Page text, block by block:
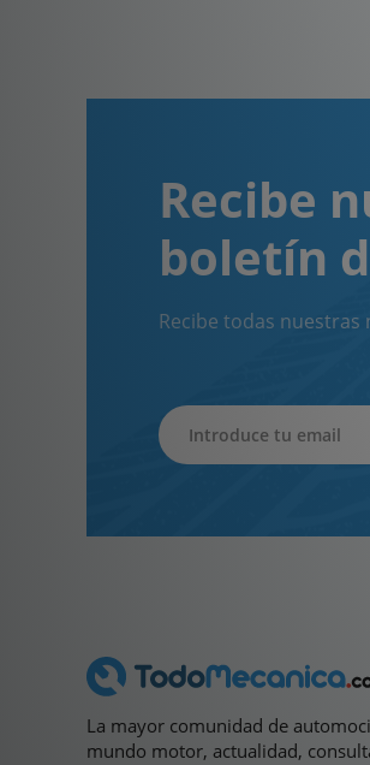
Recibe
boletín
Recibe todas
La mayor comunidad de
mundo motor, actualidad,